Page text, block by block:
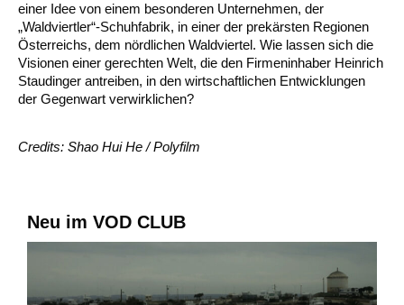
einer Idee von einem besonderen Unternehmen, der
„Waldviertler“-Schuhfabrik, in einer der prekärsten Regionen
Österreichs, dem nördlichen Waldviertel. Wie lassen sich die
Visionen einer gerechten Welt, die den Firmeninhaber Heinrich
Staudinger antreiben, in den wirtschaftlichen Entwicklungen
der Gegenwart verwirklichen?
Credits: Shao Hui He / Polyfilm
Neu im VOD CLUB